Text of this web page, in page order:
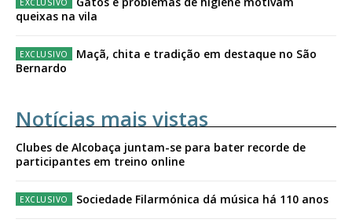
queixas na vila
Maçã, chita e tradição em destaque no São
Bernardo
Notícias mais vistas
Clubes de Alcobaça juntam-se para bater recorde de
participantes em treino online
Sociedade Filarmónica dá música há 110 anos